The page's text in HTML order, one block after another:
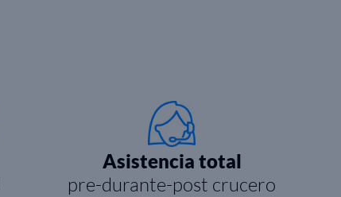
Asistencia total
pre-durante-post crucero